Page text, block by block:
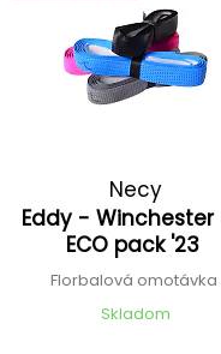
Necy
Eddy - Winchester
ECO pack '23
Florbalová omotávka
Skladom